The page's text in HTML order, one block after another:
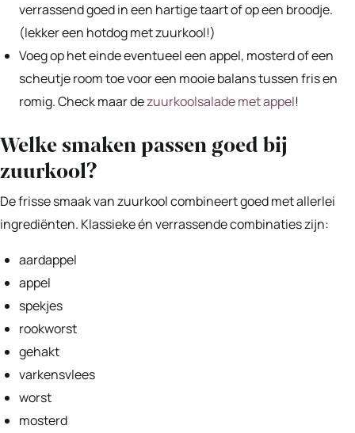
verrassend goed in een hartige taart of op een broodje.
(lekker een hotdog met zuurkool!)
Voeg op het einde eventueel een appel, mosterd of een
scheutje room toe voor een mooie balans tussen fris en
romig. Check maar dezuurkoolsalade met appel!
Welke smaken passen goed bij
zuurkool?
De frisse smaak van zuurkool combineert goed met allerlei
ingrediënten. Klassieke én verrassende combinaties zijn:
aardappel
appel
spekjes
rookworst
gehakt
varkensvlees
worst
mosterd